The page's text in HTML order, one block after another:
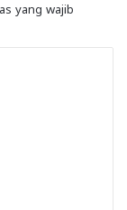
yang wajib